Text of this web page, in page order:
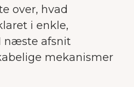
over, hvad
i enkle,
næste afsnit
mekanismer